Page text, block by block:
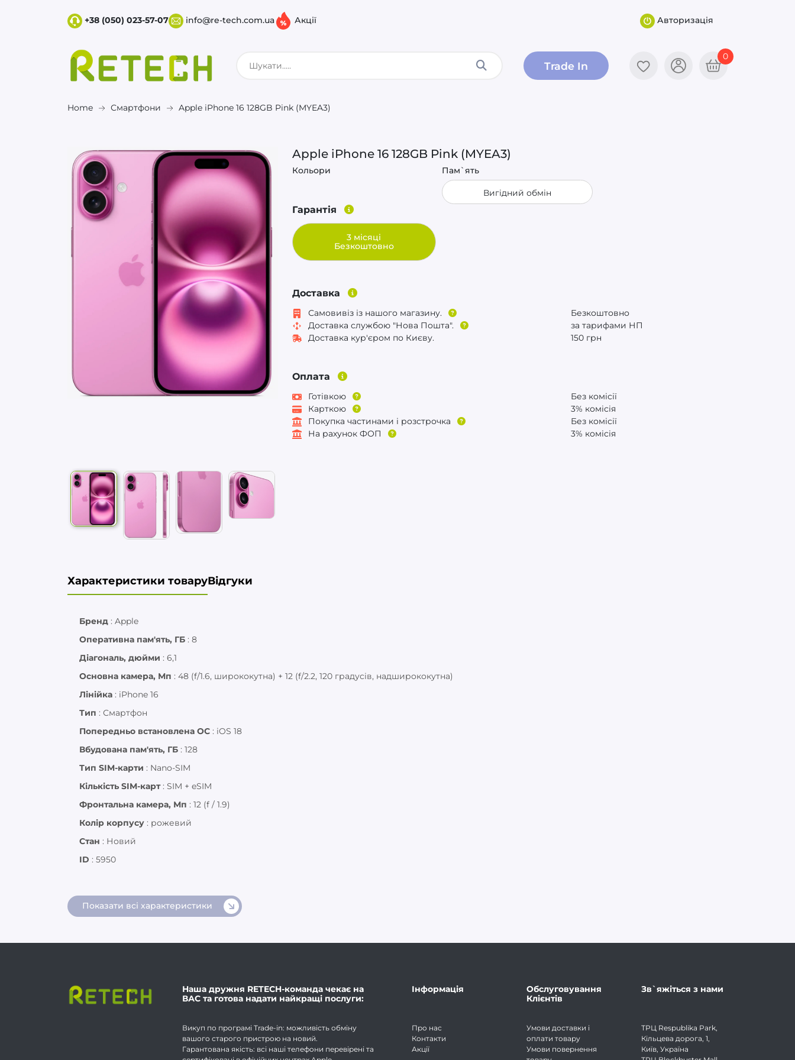
+38 (050) 023-57-07 info@re-tech.com.ua Акції Авторизація
Trade In
0
Home Смартфони Apple iPhone 16 128GB Pink (MYEA3)
Apple iPhone 16 128GB Pink (MYEA3)
Кольори Пам`ять
Вигідний обмін
Гарантія
3 місяці
Безкоштовно
Доставка
Самовивіз із нашого магазину.
Безкоштовно
Доставка службою "Нова Пошта".
за тарифами НП
Доставка кур'єром по Києву.
150 грн
Оплата
Готівкою
Без комісії
Карткою
3% комісія
Покупка частинами і розстрочка
Без комісії
На рахунок ФОП
3% комісія
Характеристики товаруВідгуки
Бренд : Apple
Оперативна пам'ять, ГБ : 8
Діагональ, дюйми : 6,1
Основна камера, Мп : 48 (f/1.6, ширококутна) + 12 (f/2.2, 120 градусів, надширококутна)
Лінійка : iPhone 16
Тип : Смартфон
Попередньо встановлена ОС : iOS 18
Вбудована пам'ять, ГБ : 128
Тип SIM-карти : Nano-SIM
Кількість SIM-карт: SIM + eSIM
Фронтальна камера, Мп : 12 (f / 1.9)
Колір корпусу : рожевий
Стан : Новий
ID : 5950
Показати всі характеристики
Наша дружня RETECH-команда чекає на
ВАС та готова надати найкращі послуги:
Викуп по програмі Trade-in: можливість обміну
вашого старого пристрою на новий.
Гарантована якість: всі наші телефони перевірені та
Інформація
Про нас
Контакти
Акції
Обслуговування
Клієнтів
Умови доставки і
оплати товару
Умови повернення
Зв`яжіться з нами
ТРЦ Respublika Park,
Кільцева дорога, 1,
Київ, Україна